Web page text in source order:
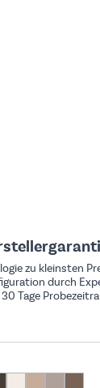
zu kleinsten
durch
Tage